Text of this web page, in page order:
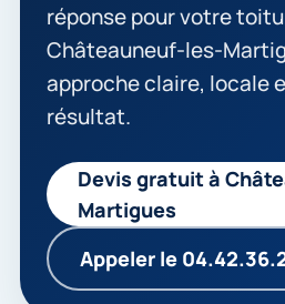
réponse pour votre
Châteauneuf-les-
approche claire, locale
résultat.
Devis gratuit à
Martigues
Appeler le